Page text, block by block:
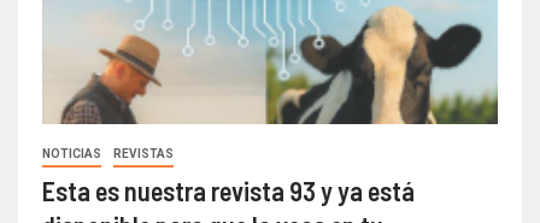
NOTICIAS REVISTAS
Esta es nuestra revista 93 y ya está